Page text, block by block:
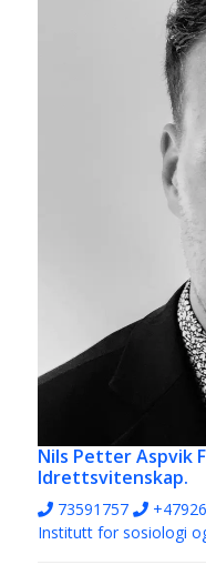
Nils Petter Aspvik
Idrettsvitenskap.
73591757
Institutt for sosiologi